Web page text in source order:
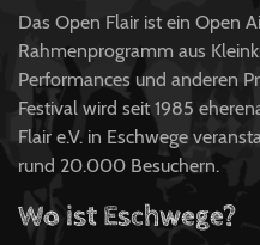
Das Open Flair ist ein Open
Rahmenprogramm aus
Performances und anderen
Festival wird seit 1985
Flair e.V. in Eschwege
rund 20.000 Besuchern.
Wo ist Eschwege?